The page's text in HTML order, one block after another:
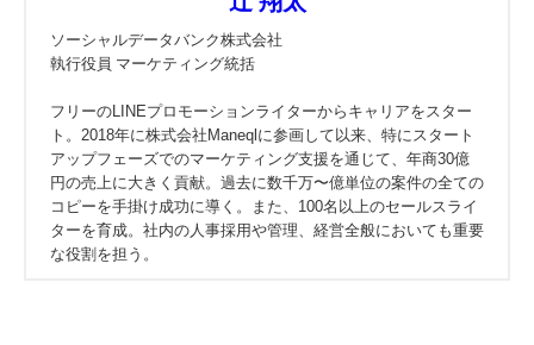
ソーシャルデータバンク株式会社
執行役員 マーケティング統括
フリーのLINEプロモーションライターからキャリアをスター
ト。2018年に株式会社Maneqlに参画して以来、特にスタート
アップフェーズでのマーケティング支援を通じて、年商30億
円の売上に大きく貢献。過去に数千万〜億単位の案件の全ての
コピーを手掛け成功に導く。また、100名以上のセールスライ
ターを育成。社内の人事採用や管理、経営全般においても重要
な役割を担う。